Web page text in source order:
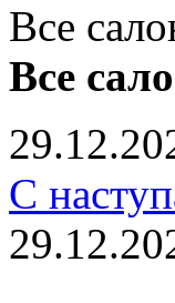
Все
Все
С